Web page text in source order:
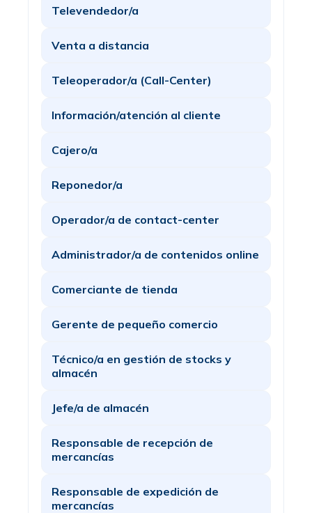
Televendedor/a
Venta a distancia
Teleoperador/a (Call-Center)
Información/atención al cliente
Cajero/a
Reponedor/a
Operador/a de contact-center
Administrador/a de contenidos online
Comerciante de tienda
Gerente de pequeño comercio
Técnico/a en gestión de stocks y
almacén
Jefe/a de almacén
Responsable de recepción de
mercancías
Responsable de expedición de
mercancías